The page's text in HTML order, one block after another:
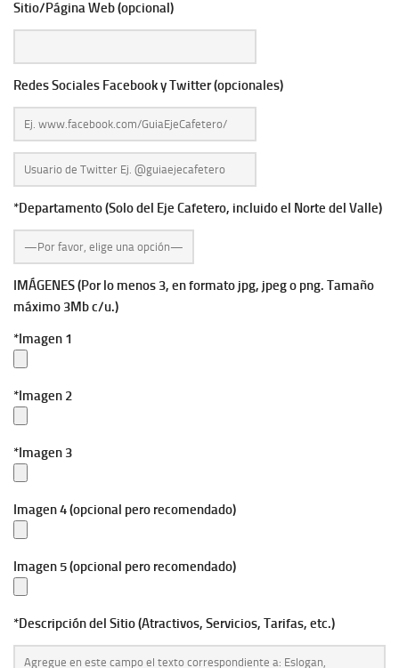
Sitio/Página Web (opcional)
Redes Sociales Facebook y Twitter (opcionales)
*Departamento (Solo del Eje Cafetero, incluido el Norte del Valle)
IMÁGENES (Por lo menos 3, en formato jpg, jpeg o png. Tamaño
máximo 3Mb c/u.)
*Imagen 1
*Imagen 2
*Imagen 3
Imagen 4 (opcional pero recomendado)
Imagen 5 (opcional pero recomendado)
*Descripción del Sitio (Atractivos, Servicios, Tarifas, etc.)